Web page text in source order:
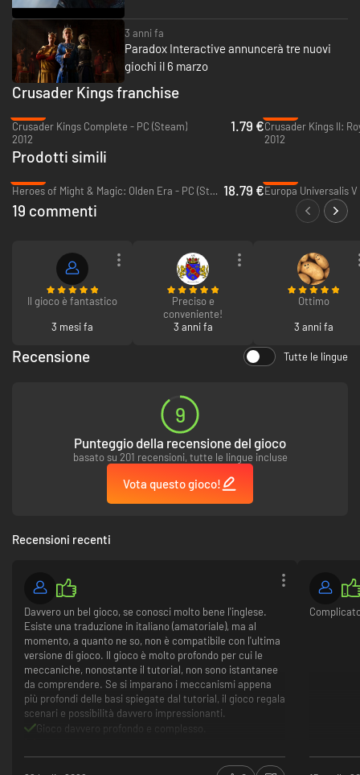
Ogni personaggio è arricchito con tratti e scelte di vita che
con azioni magnanime. La genetica può essere trasmessa ai tuoi
figli, che sia la genialità o la stupidità più assoluta.
Alleva il tuo erede con i tutori appropriati o educalo personalmente
e, se non sarà all'altezza, combinagli un matrimonio o liberatene con
altri mezzi.
Personalizza il tuo sovrano e la tua casata nobiliare, dall'aspetto agli
attributi, e crea un monarca degno di tutti i vizi e le virtù ereditati.
Governa un regno in evoluzione e concedi titoli a chi ritieni
opportuno, oppure usurpa il trono del tuo signore per appropriarti
della sua corona. Diffida dei rivali, dai servi agitati alle concubine
vendicative.
Le ombre sono tumultuose e il pericolo è in agguato dietro ogni
angolo. Recluta agenti e altri loschi figuri per minare la stabilità,
ricattare o uccidere coloro che ti ostacolano, oppure lasciati
ispirare da bardi e ballate, e apriti la strada verso il potere e
l'influenza con il fascino.
Scorreranno fiumi di sangue. Assembla unità di uomini d'arme e
3 anni fa
Paradox Interactive annuncerà tre nuovi
giochi il 6 marzo
Crusader Kings franchise
Crusader Kings Complete - PC (Steam)
2012
1.79 €
2012
Prodotti simili
Heroes of Might & Magic: Olden Era - PC (Steam) 18.79 €Europa Universalis V
19 commenti
Il gioco è fantastico
3 mesi fa
Preciso e
conveniente!
3 anni fa
Ottimo
3 anni fa
Recensione Tutte le lingue
9
Punteggio della recensione del gioco
basato su 201 recensioni, tutte le lingue incluse
Vota questo gioco!
Recensioni recenti
Davvero un bel gioco, se conosci molto bene l'inglese.
Esiste una traduzione in italiano (amatoriale), ma al
momento, a quanto ne so, non è compatibile con l'ultima
versione di gioco. Il gioco è molto profondo per cui le
meccaniche, nonostante il tutorial, non sono istantanee
da comprendere. Se si imparano i meccanismi appena
più profondi delle basi spiegate dal tutorial, il gioco regala
scenari e possibilità davvero impressionanti.
Gioco davvero profondo e complesso.
complicato per le meccaniche complesse che